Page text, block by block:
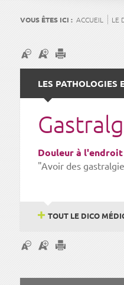
VOUS ÊTES ICI : ACCUEIL LE
LES PATHOLOGIES
Douleur à
"Avoir des
TOUT LE DICO